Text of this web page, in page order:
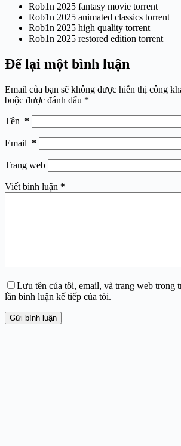
Rob1n 2025 fantasy movie torrent
Rob1n 2025 animated classics torrent
Rob1n 2025 high quality torrent
Rob1n 2025 restored edition torrent
Để lại một bình luận
Email của bạn sẽ không được hiển thị công
buộc được đánh dấu *
Tên *
Email *
Trang web
Viết bình luận *
Lưu tên của tôi, email, và trang web trong
lần bình luận kế tiếp của tôi.
Gửi bình luận